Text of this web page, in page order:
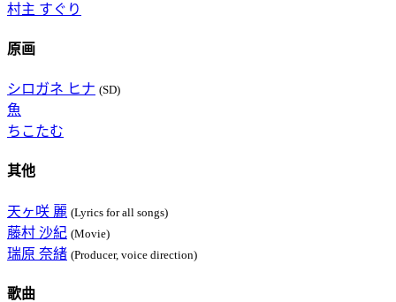
村主 すぐり
原画
シロガネ ヒナ (SD)
魚
ちこたむ
其他
天ヶ咲 麗 (Lyrics for all songs)
藤村 沙紀 (Movie)
瑞原 奈緒 (Producer, voice direction)
歌曲